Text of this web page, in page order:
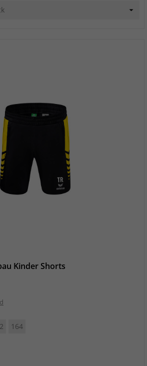
Kinder Shorts
164